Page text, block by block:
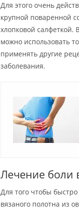
Для этого очень
крупной поваренной
хлопковой салфеткой.
можно использовать
применять другие
заболевания.
Лечение боли
Для того чтобы
вязаного полотна из